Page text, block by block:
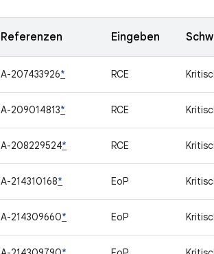
Referenzen Eingeben
A-207433926* RCE
A-209014813* RCE
A-208229524* RCE
A-214310168* EoP
A-214309660* EoP